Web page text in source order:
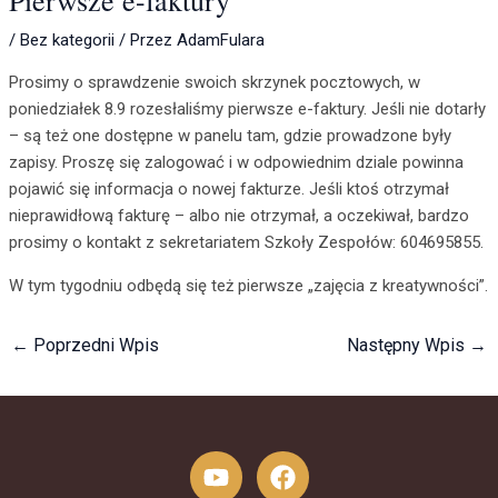
/ Bez kategorii / PrzezAdamFulara
Prosimy o sprawdzenie swoich skrzynek pocztowych, w
poniedziałek 8.9 rozesłaliśmy pierwsze e-faktury. Jeśli nie dotarły
– są też one dostępne w panelu tam, gdzie prowadzone były
zapisy. Proszę się zalogować i w odpowiednim dziale powinna
pojawić się informacja o nowej fakturze. Jeśli ktoś otrzymał
nieprawidłową fakturę – albo nie otrzymał, a oczekiwał, bardzo
prosimy o kontakt z sekretariatem Szkoły Zespołów: 604695855.
W tym tygodniu odbędą się też pierwsze „zajęcia z kreatywności”.
← Poprzedni Wpis Następny Wpis →